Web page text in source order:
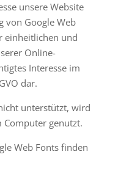
unsere Website
von Google Web
einheitlichen und
Online-
Interesse im
dar.
unterstützt, wird
Computer genutzt.
Web Fonts finden